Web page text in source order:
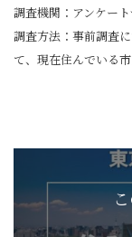
調査機関：アンケー
調査方法：事前調査
て、現在住んでいる